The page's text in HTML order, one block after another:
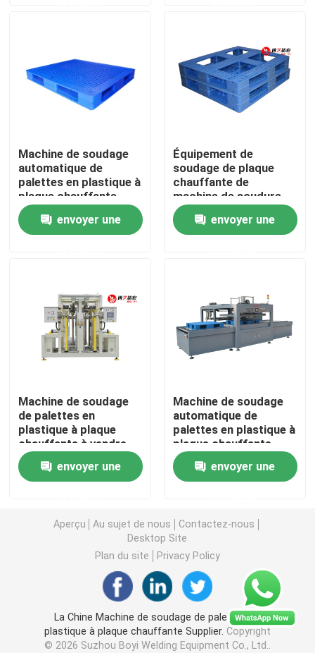
A propos de nous
Visite d'usine
Contrôle de la qualité
Contact
Plaque chauffante Soudage Plastique
Machine de soudure en plastique de palette
Machine de jalonnement de la chaleur
Machine de soudage par friction par vibration
Soudure ultrasonore des véhicules à moteur
Machine de soudure de poinçon
Machine de soudage
automatique de
palettes en plastique à
plaque chauffante
envoyer une
Équipement de
soudage de plaque
chauffante de
machine de soudure
de palette en plastique
à grande vitesse
envoyer une
Machine de soudage
de palettes en
plastique à plaque
chauffante à vendre
envoyer une
Machine de soudage
automatique de
palettes en plastique à
plaque chauffante
envoyer une
Aperçu Au sujet de nous
Contactez-nous
Desktop Site
Plan du site
Privacy Policy
La Chine Machine de soudage de palettes en
plastique à plaque chauffante Supplier. Copyright
© 2026 Suzhou Boyi Welding Equipment Co., Ltd..